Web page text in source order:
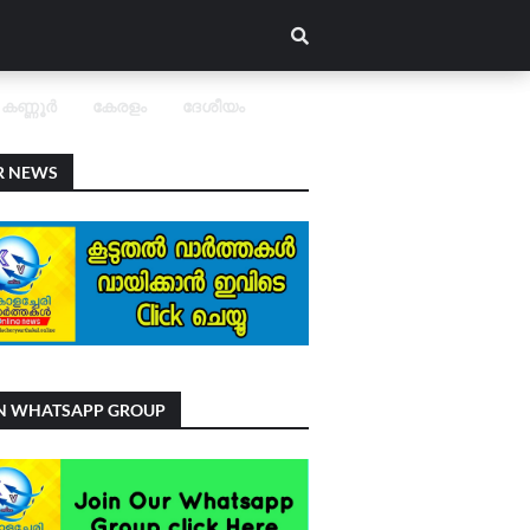
കണ്ണൂർ കേരളം ദേശീയം
NEWS
WHATSAPP GROUP